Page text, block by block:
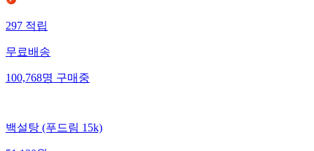
297적립
무료배송
100,768명구매중
백설탕 (푸드림 15k)